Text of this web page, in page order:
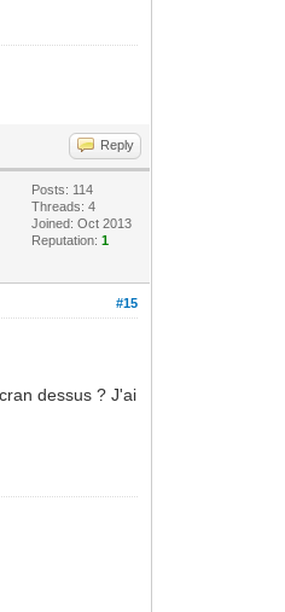
Reply
Posts: 114
Threads: 4
Joined: Oct 2013
Reputation:1
#15
dessus ? J'ai